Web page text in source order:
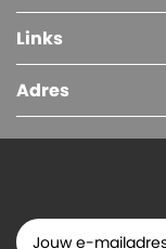
Links
Adres